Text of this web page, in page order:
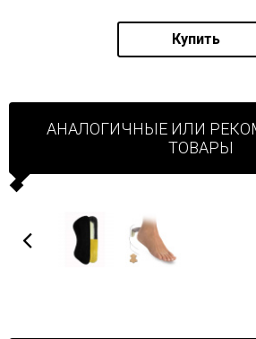
Купить
АНАЛОГИЧНЫЕ ИЛИ
ТОВАРЫ